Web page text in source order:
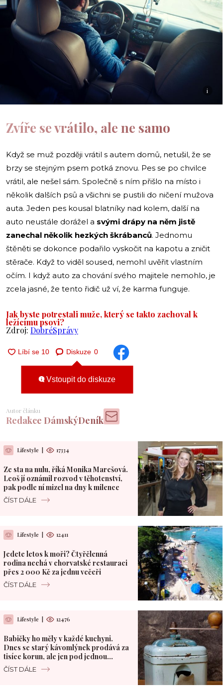
i
Zvíře se vrátilo, ale ne samo
Když se muž později vrátil s autem domů, netušil, že se
brzy se stejným psem potká znovu. Pes se po chvilce
vrátil, ale nešel sám. Společně s ním přišlo na místo i
několik dalších psů a všichni se pustili do ničení mužova
auta. Jeden pes kousal blatníky nad kolem, další na
auto neustále dorážel a svými drápy na něm jistě
zanechal několik hezkých škrábanců. Jednomu
štěněti se dokonce podařilo vyskočit na kapotu a zničit
stěrače. Když to viděl soused, nemohl uvěřit vlastním
očím. I když auto za chování svého majitele nemohlo, je
zcela jasné, že tento řidič už ví, že karma funguje.
Jak byste potrestali muže, který se takto zachoval k
ležícímu psovi?
Zdroj: DobréSprávy
Diskuze 0
Vstoupit do diskuze
Autor článku
Redakce DámskýDeník
Lifestyle 17334
Ze sta na nulu, říká Monika Marešová.
Leoš jí oznámil rozvod v těhotenství,
pak podle ní mizel na dny k milence
ČÍST DÁLE
Lifestyle 12411
Jedete letos k moři? Čtyřčlenná
rodina nechá v chorvatské restauraci
přes 2 000 Kč za jednu večeři
ČÍST DÁLE
Lifestyle 12476
Babičky ho měly v každé kuchyni.
Dnes se starý kávomlýnek prodává za
tisíce korun, ale jen pod jednou
podmínkou
ČÍST DÁLE